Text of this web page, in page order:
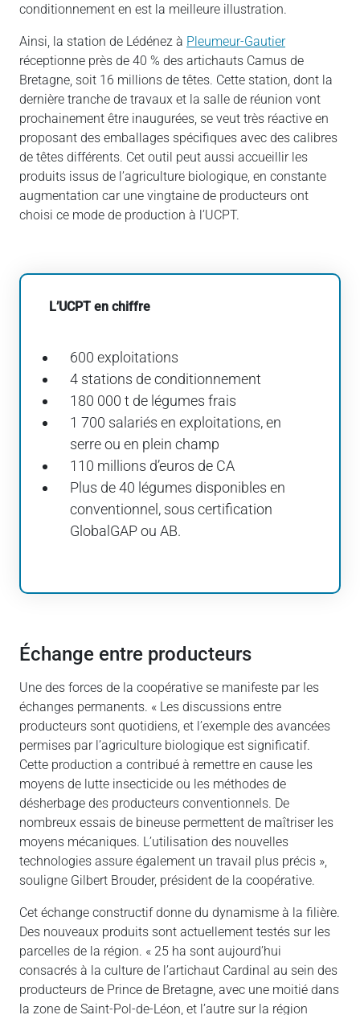
conditionnement en est la meilleure illustration.
Ainsi, la station de Lédénez à Pleumeur-Gautier
réceptionne près de 40 % des artichauts Camus de
Bretagne, soit 16 millions de têtes. Cette station, dont la
dernière tranche de travaux et la salle de réunion vont
prochainement être inaugurées, se veut très réactive en
proposant des emballages spécifiques avec des calibres
de têtes différents. Cet outil peut aussi accueillir les
produits issus de l’agriculture biologique, en constante
augmentation car une vingtaine de producteurs ont
choisi ce mode de production à l’UCPT.
L’UCPT en chiffre
600 exploitations
4 stations de conditionnement
180 000 t de légumes frais
1 700 salariés en exploitations, en
serre ou en plein champ
110 millions d’euros de CA
Plus de 40 légumes disponibles en
conventionnel, sous certification
GlobalGAP ou AB.
Échange entre producteurs
Une des forces de la coopérative se manifeste par les
échanges permanents. « Les discussions entre
producteurs sont quotidiens, et l’exemple des avancées
permises par l’agriculture biologique est significatif.
Cette production a contribué à remettre en cause les
moyens de lutte insecticide ou les méthodes de
désherbage des producteurs conventionnels. De
nombreux essais de bineuse permettent de maîtriser les
moyens mécaniques. L’utilisation des nouvelles
technologies assure également un travail plus précis »,
souligne Gilbert Brouder, président de la coopérative.
Cet échange constructif donne du dynamisme à la filière.
Des nouveaux produits sont actuellement testés sur les
parcelles de la région. « 25 ha sont aujourd’hui
consacrés à la culture de l’artichaut Cardinal au sein des
producteurs de Prince de Bretagne, avec une moitié dans
la zone de Saint-Pol-de-Léon, et l’autre sur la région